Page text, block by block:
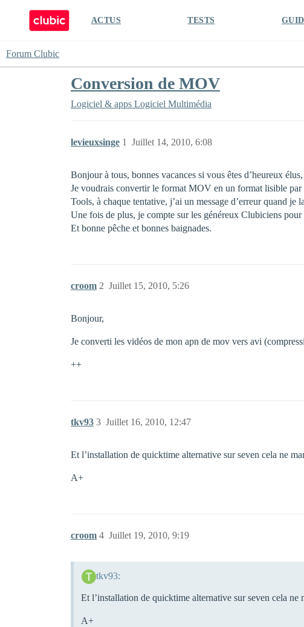
ACTUS TESTS
Forum Clubic
Conversion de MOV
Logiciel & apps Logiciel Multimédia
levieuxsinge Juillet 14, 2010, 6:08
1
Bonjour à tous, bonnes vacances si vous êtes d’heureux élus,
Je voudrais convertir le format MOV en un format lisible
Tools, à chaque tentative, j’ai un message d’erreur quand
Une fois de plus, je compte sur les généreux Clubiciens pour
Et bonne pêche et bonnes baignades.
croom Juillet 15, 2010, 5:26
2
Bonjour,
Je converti les vidéos de mon apn de mov vers avi
++
tkv93 Juillet 16, 2010, 12:47
3
Et l’installation de quicktime alternative sur seven cela ne
A+
croom Juillet 19, 2010, 9:19
4
tkv93:
Et l’installation de quicktime alternative sur seven cela ne
A+